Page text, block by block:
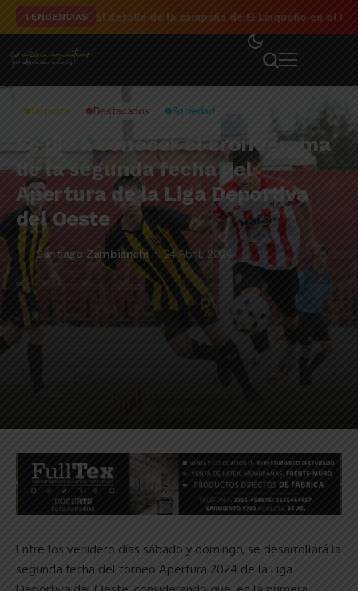
TENDENCIAS El detalle de la campaña de El Linqueño en el
Deporte Destacados Sociedad
Se dio a conocer el cronograma
de la segunda fecha del
Apertura de la Liga Deportiva
del Oeste
Santiago Zambianchi 24 Abril, 2024
Entre los venidero días sábado y domingo, se desarrollará la
segunda fecha del torneo Apertura 2024 de la Liga